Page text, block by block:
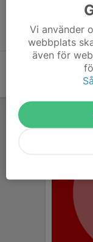
Vi använder
webbplats
även för